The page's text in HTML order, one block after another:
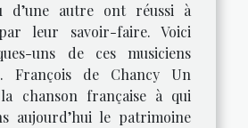
d’une autre ont réussi à
leur savoir-faire. Voici
uns de ces musiciens
François de Chancy Un
chanson française à qui
aujourd’hui le patrimoine